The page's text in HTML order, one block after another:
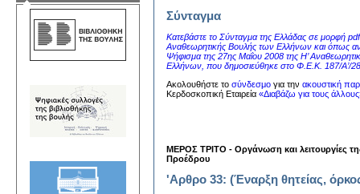
Σύνταγμα
Κατεβάστε το Σύνταγμα της Ελλάδας σε μορφή
Αναθεωρητικής Βουλής των Ελλήνων και όπως
Ψήφισμα της 27ης Μαΐου 2008 της Η’
Ελλήνων, που δημοσιεύθηκε στο Φ.Ε.Κ. 187/Α’/
Ακολουθήστε το σύνδεσμο για την ακουστική
Κερδοσκοπική Εταιρεία «Διαβάζω για τους
MEPOΣ TPITO - Oργάνωση και λειτουργίες
Προέδρου
'Αρθρο 33: (Έναρξη θητείας,